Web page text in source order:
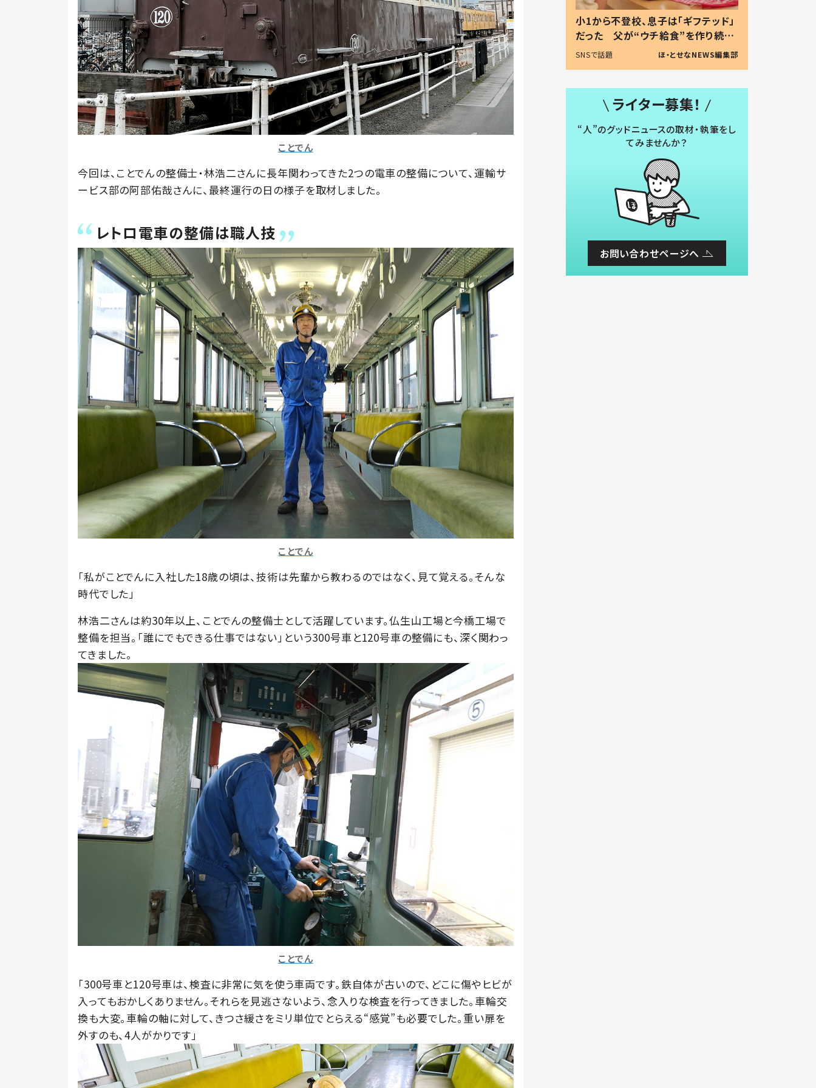
ことでん
今回は、ことでんの整備士・林浩二さんに長年関わってきた2つの電車の整備について、運輸サ
ービス部の阿部佑哉さんに、最終運行の日の様子を取材しました。
レトロ電車の整備は職人技
ことでん
「私がことでんに入社した18歳の頃は、技術は先輩から教わるのではなく、見て覚える。そんな
時代でした」
林浩二さんは約30年以上、ことでんの整備士として活躍しています。仏生山工場と今橋工場で
整備を担当。「誰にでもできる仕事ではない」という300号車と120号車の整備にも、深く関わっ
てきました。
ことでん
「300号車と120号車は、検査に非常に気を使う車両です。鉄自体が古いので、どこに傷やヒビが
入ってもおかしくありません。それらを見逃さないよう、念入りな検査を行ってきました。車輪交
換も大変。車輪の軸に対して、きつさ緩さをミリ単位でとらえる“感覚”も必要でした。重い扉を
外すのも、4人がかりです」
小1から不登校、息子は「ギフテッド」
だった 父が“ウチ給食”を作り続け
る理由とは #令和の親 #令和の子
SNSで話題 ほ・とせなNEWS編集部
ライター募集！
“人”のグッドニュースの取材・執筆をし
てみませんか？
お問い合わせページへ